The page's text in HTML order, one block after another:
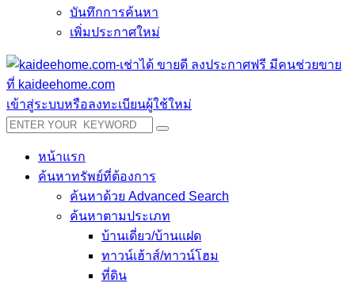
บันทึกการค้นหา
เพิ่มประกาศใหม่
เข้าสู่ระบบหรือลงทะเบียนผู้ใช้ใหม่
หน้าแรก
ค้นหาทรัพย์ที่ต้องการ
ค้นหาด้วย Advanced Search
ค้นหาตามประเภท
บ้านเดี่ยว/บ้านแฝด
ทาวน์เฮ้าส์/ทาวน์โฮม
ที่ดิน